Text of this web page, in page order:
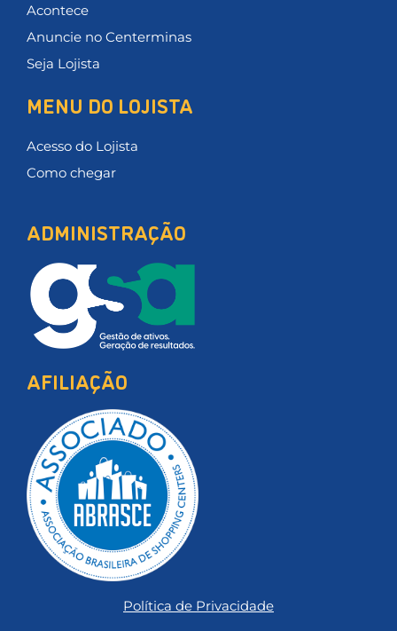
Acontece
Anuncie no Centerminas
Seja Lojista
MENU DO LOJISTA
Acesso do Lojista
Como chegar
ADMINISTRAÇÃO
AFILIAÇÃO
Política de Privacidade